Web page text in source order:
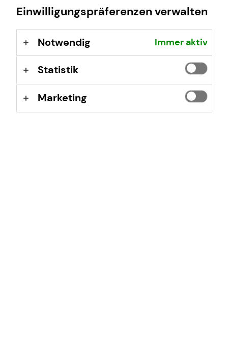
Deutschlandweit an über 400 Standorten vertreten
Unsere Beratungsphilosophie: Wir beraten unsere
Kundinnen und Kunden so, wie wir auch selbst
beraten werden möchten – ehrlich,
chancenorientiert, leidenschaftlich und kompetent.
tecis Finanzberatung
Einwilligungspräferenzen verwalten
Notwendig Immer aktiv
Statistik
Marketing